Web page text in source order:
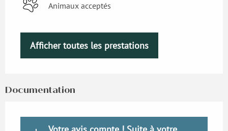
Animaux acceptés
Afficher toutes les prestations
Documentation